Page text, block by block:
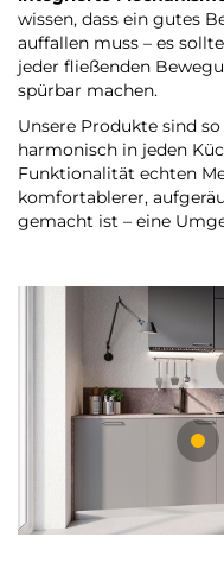
wissen, dass ein gutes
auffallen muss – es
jeder fließenden
spürbar machen.
Unsere Produkte sind
harmonisch in jeden
Funktionalität echten
komfortablerer,
gemacht ist – eine